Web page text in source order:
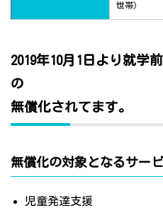
世帯）
2019年10月1日より就学
の
無償化されてます。
無償化の対象となるサー
児童発達支援